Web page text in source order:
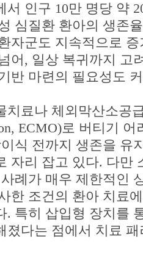
인구 10만 명당 약
심질환 환아의 생존
자군도 지속적으로
어, 일상 복귀까지 고
반 마련의 필요성도
료나 체외막산소공
ECMO)로 버티기
식 전까지 생존을 유
자리 잡고 있다. 다만
례가 매우 제한적인
한 조건의 환아 치료
. 특히 삽입형 장치를
졌다는 점에서 치료